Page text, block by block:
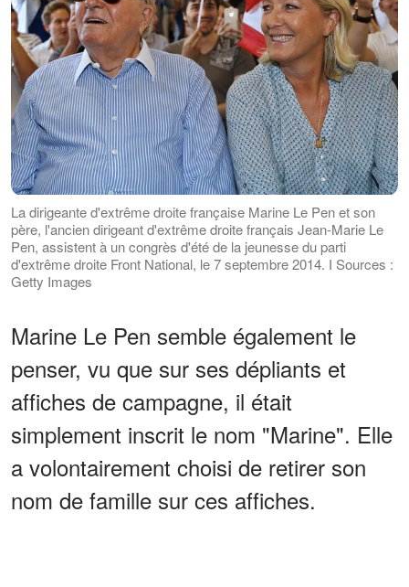
La dirigeante d'extrême droite française Marine Le Pen et son
père, l'ancien dirigeant d'extrême droite français Jean-Marie Le
Pen, assistent à un congrès d'été de la jeunesse du parti
d'extrême droite Front National, le 7 septembre 2014. І Sources :
Getty Images
Marine Le Pen semble également le
penser, vu que sur ses dépliants et
affiches de campagne, il était
simplement inscrit le nom "Marine". Elle
a volontairement choisi de retirer son
nom de famille sur ces affiches.